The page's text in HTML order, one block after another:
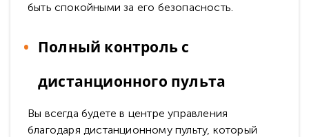
быть спокойными за его безопасность.
Полный контроль с
дистанционного пульта
Вы всегда будете в центре управления
благодаря дистанционному пульту, который